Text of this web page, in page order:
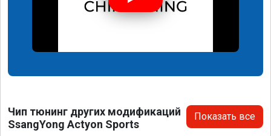
Чип тюнинг других модификаций
SsangYong Actyon Sports
Показать все